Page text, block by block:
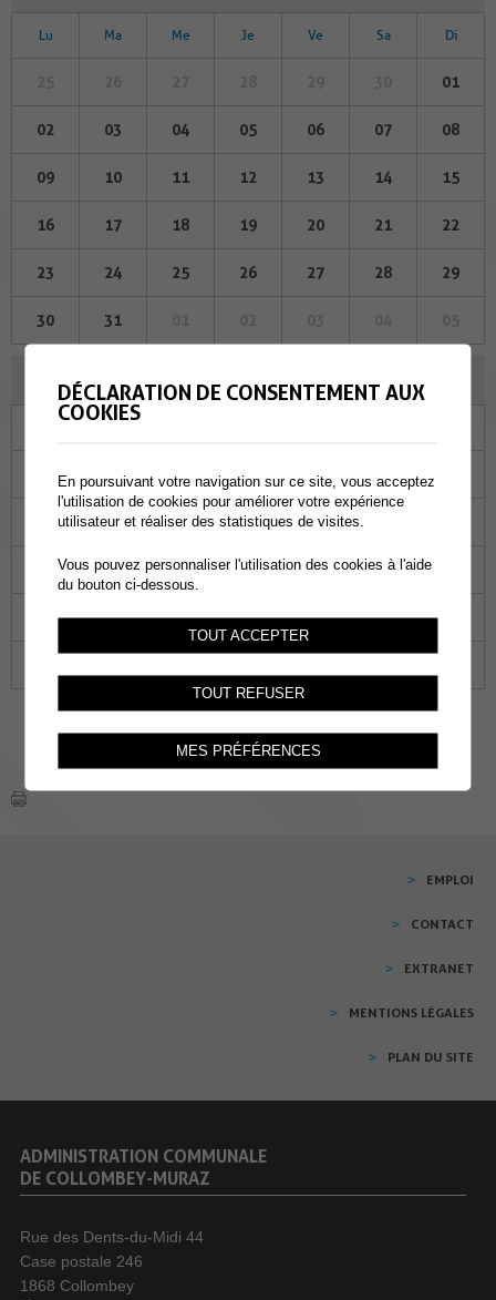
Lu Ma Me Je Ve Sa Di
01
02 03 04 05 06 07 08
09 10 11 12 13 14 15
16 17 18 19 20 21 22
23 24 25 26 27 28 29
30 31
NOVEMBRE 2023
01 02 03
07 08 09 10
14 15 16 17 18
21 22 23 24 25
EMPLOI
CONTACT
EXTRANET
MENTIONS LÉGALES
PLAN DU SITE
ADMINISTRATION COMMUNALE
DE COLLOMBEY-MURAZ
Rue des Dents-du-Midi 44
Case postale 246
1868 Collombey
DÉCLARATION DE CONSENTEMENT AUX
COOKIES
En poursuivant votre navigation sur ce site, vous acceptez
l'utilisation de cookies pour améliorer votre expérience
utilisateur et réaliser des statistiques de visites.
Vous pouvez personnaliser l'utilisation des cookies à l'aide
du bouton ci-dessous.
TOUT ACCEPTER
TOUT REFUSER
MES PRÉFÉRENCES